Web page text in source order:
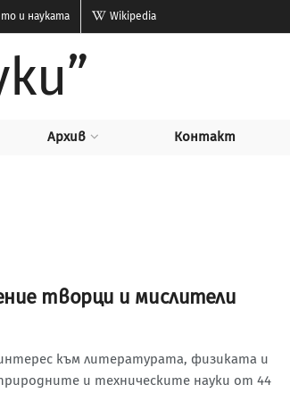
и науката Wikipedia
Архив Контакт
творци и мислители
към литературата, физиката и
и техническите науки от 44